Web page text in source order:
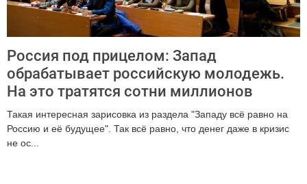
Россия под прицелом: Запад
обрабатывает российскую молодежь.
На это тратятся сотни миллионов
Такая интересная зарисовка из раздела "Западу всё равно на
Россию и её будущее". Так всё равно, что денег даже в кризис
не ос...